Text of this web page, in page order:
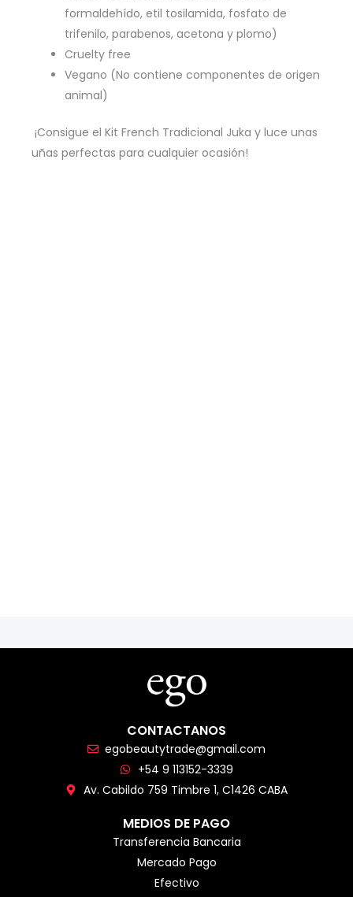
formaldehído, etil tosilamida, fosfato de
trifenilo, parabenos, acetona y plomo)
Cruelty free
Vegano (No contiene componentes de origen
animal)
¡Consigue el Kit French Tradicional Juka y luce unas
uñas perfectas para cualquier ocasión!
CONTACTANOS
egobeautytrade@gmail.com
+54 9 113152-3339
Av. Cabildo 759 Timbre 1, C1426 CABA
MEDIOS DE PAGO
Transferencia Bancaria
Mercado Pago
Efectivo